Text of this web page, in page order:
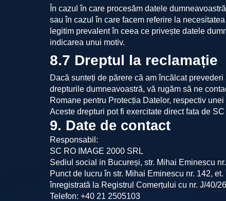
În cazul în care procesăm datele
sau în cazul în care facem referire la
legitim prevalent în ceea ce privește datele
indicarea unui motiv.
8.7 Dreptul la reclamație
Dacă sunteți de părere că am încălcat
drepturile dumneavoastră, vă rugăm să ne
Romane pentru Protecția Datelor, respectiv
Aceste drepturi pot fi exercitate direct fata de
9. Date de contact
Responsabil:
SC RO IMAGE 2000 SRL
Sediul social in Bucureși, str. Mihai Eminescu
Punct de lucru în str. Mihai Eminescu nr. 142, et.
înregistrată la Registrul Comerțului cu nr. J/40/
Telefon: +40 21 2505103